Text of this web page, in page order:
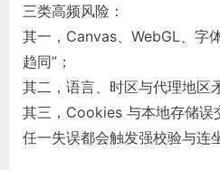
三类高频风险：
其一，Canvas、WebGL、字
趋同”；
其二，语言、时区与代理地区
其三，Cookies 与本地存储误
任一失误都会触发强校验与连